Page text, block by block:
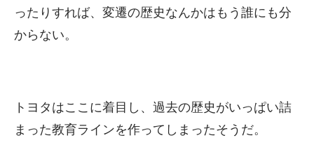
ったりすれば、変遷の歴史なんかはもう誰にも分
からない。
トヨタはここに着目し、過去の歴史がいっぱい詰
まった教育ラインを作ってしまったそうだ。